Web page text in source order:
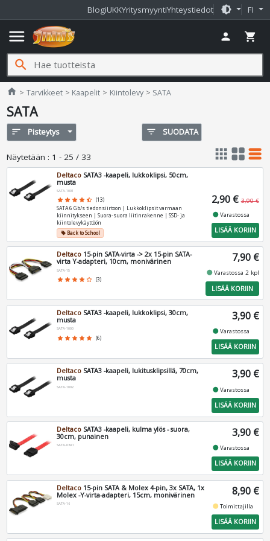
BlogiUKKYritysmyyntiYhteystiedot brightness_medium FI
menu person shopping_cart
search
home Jimms.fi
Tarvikkeet Kaapelit Kiintolevy SATA
SATA
sort Pisteytys filter_list SUODATA
Näytetään : 1 - 25 / 33 apps grid_view table_rows
Deltaco SATA3 -kaapeli, lukkoklipsi, 50cm,
musta
SATA-1001
star star star star star_half (13)
SATA 6 Gb/s tiedonsiirtoon | Lukkoklipsit varmaan
kiinnitykseen | Suora-suora liitinrakenne | SSD- ja
kiintolevykäyttöön
local_offerBack to School
2,90 € 3,90 €
fiber_manual_recordVarastossa
LISÄÄ KORIIN
Deltaco 15-pin SATA-virta -> 2x 15-pin SATA-
virta Y-adapteri, 10cm, monivärinen
SATA-15
star star star star star_border (3)
7,90 €
fiber_manual_recordVarastossa 2 kpl
LISÄÄ KORIIN
Deltaco SATA3 -kaapeli, lukkoklipsi, 30cm,
musta
SATA-1000
star star star star star (6)
3,90 €
fiber_manual_recordVarastossa
LISÄÄ KORIIN
Deltaco SATA3 -kaapeli, lukitusklipsillä, 70cm,
musta
SATA-1002
3,90 €
fiber_manual_recordVarastossa
LISÄÄ KORIIN
Deltaco SATA3 -kaapeli, kulma ylös - suora,
30cm, punainen
SATA-03A1
3,90 €
fiber_manual_recordVarastossa
LISÄÄ KORIIN
Deltaco 15-pin SATA & Molex 4-pin, 3x SATA, 1x
Molex -Y-virta-adapteri, 15cm, monivärinen
SATA-16
8,90 €
fiber_manual_recordToimittajilla
LISÄÄ KORIIN